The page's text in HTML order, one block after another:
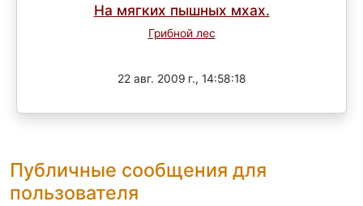
На мягких пышных мхах.
Грибной лес
22 авг. 2009 г., 14:58:18
Публичные сообщения для
пользователя